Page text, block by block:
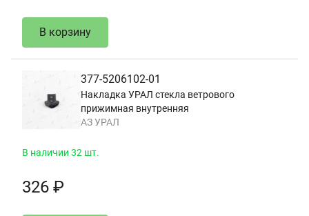
В корзину
377-5206102-01
Накладка УРАЛ стекла ветрового
прижимная внутренняя
АЗ УРАЛ
В наличии 32 шт.
326 ₽